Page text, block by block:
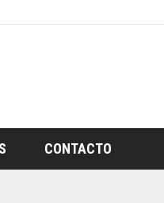
CONTACTO